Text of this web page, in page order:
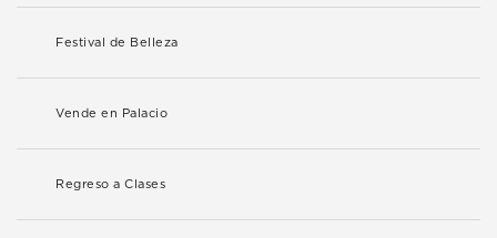
Festival de Belleza
Vende en Palacio
Regreso a Clases